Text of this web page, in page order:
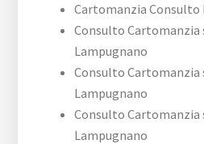
Cartomanzia Consulto
Consulto Cartomanzia
Lampugnano
Consulto Cartomanzia
Lampugnano
Consulto Cartomanzia
Lampugnano